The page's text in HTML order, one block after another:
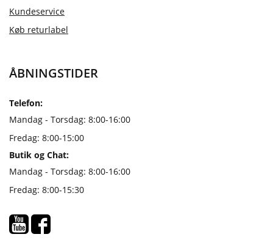
Kundeservice
Køb returlabel
ÅBNINGSTIDER
Telefon:
Mandag - Torsdag: 8:00-16:00
Fredag: 8:00-15:00
Butik og Chat:
Mandag - Torsdag: 8:00-16:00
Fredag: 8:00-15:30